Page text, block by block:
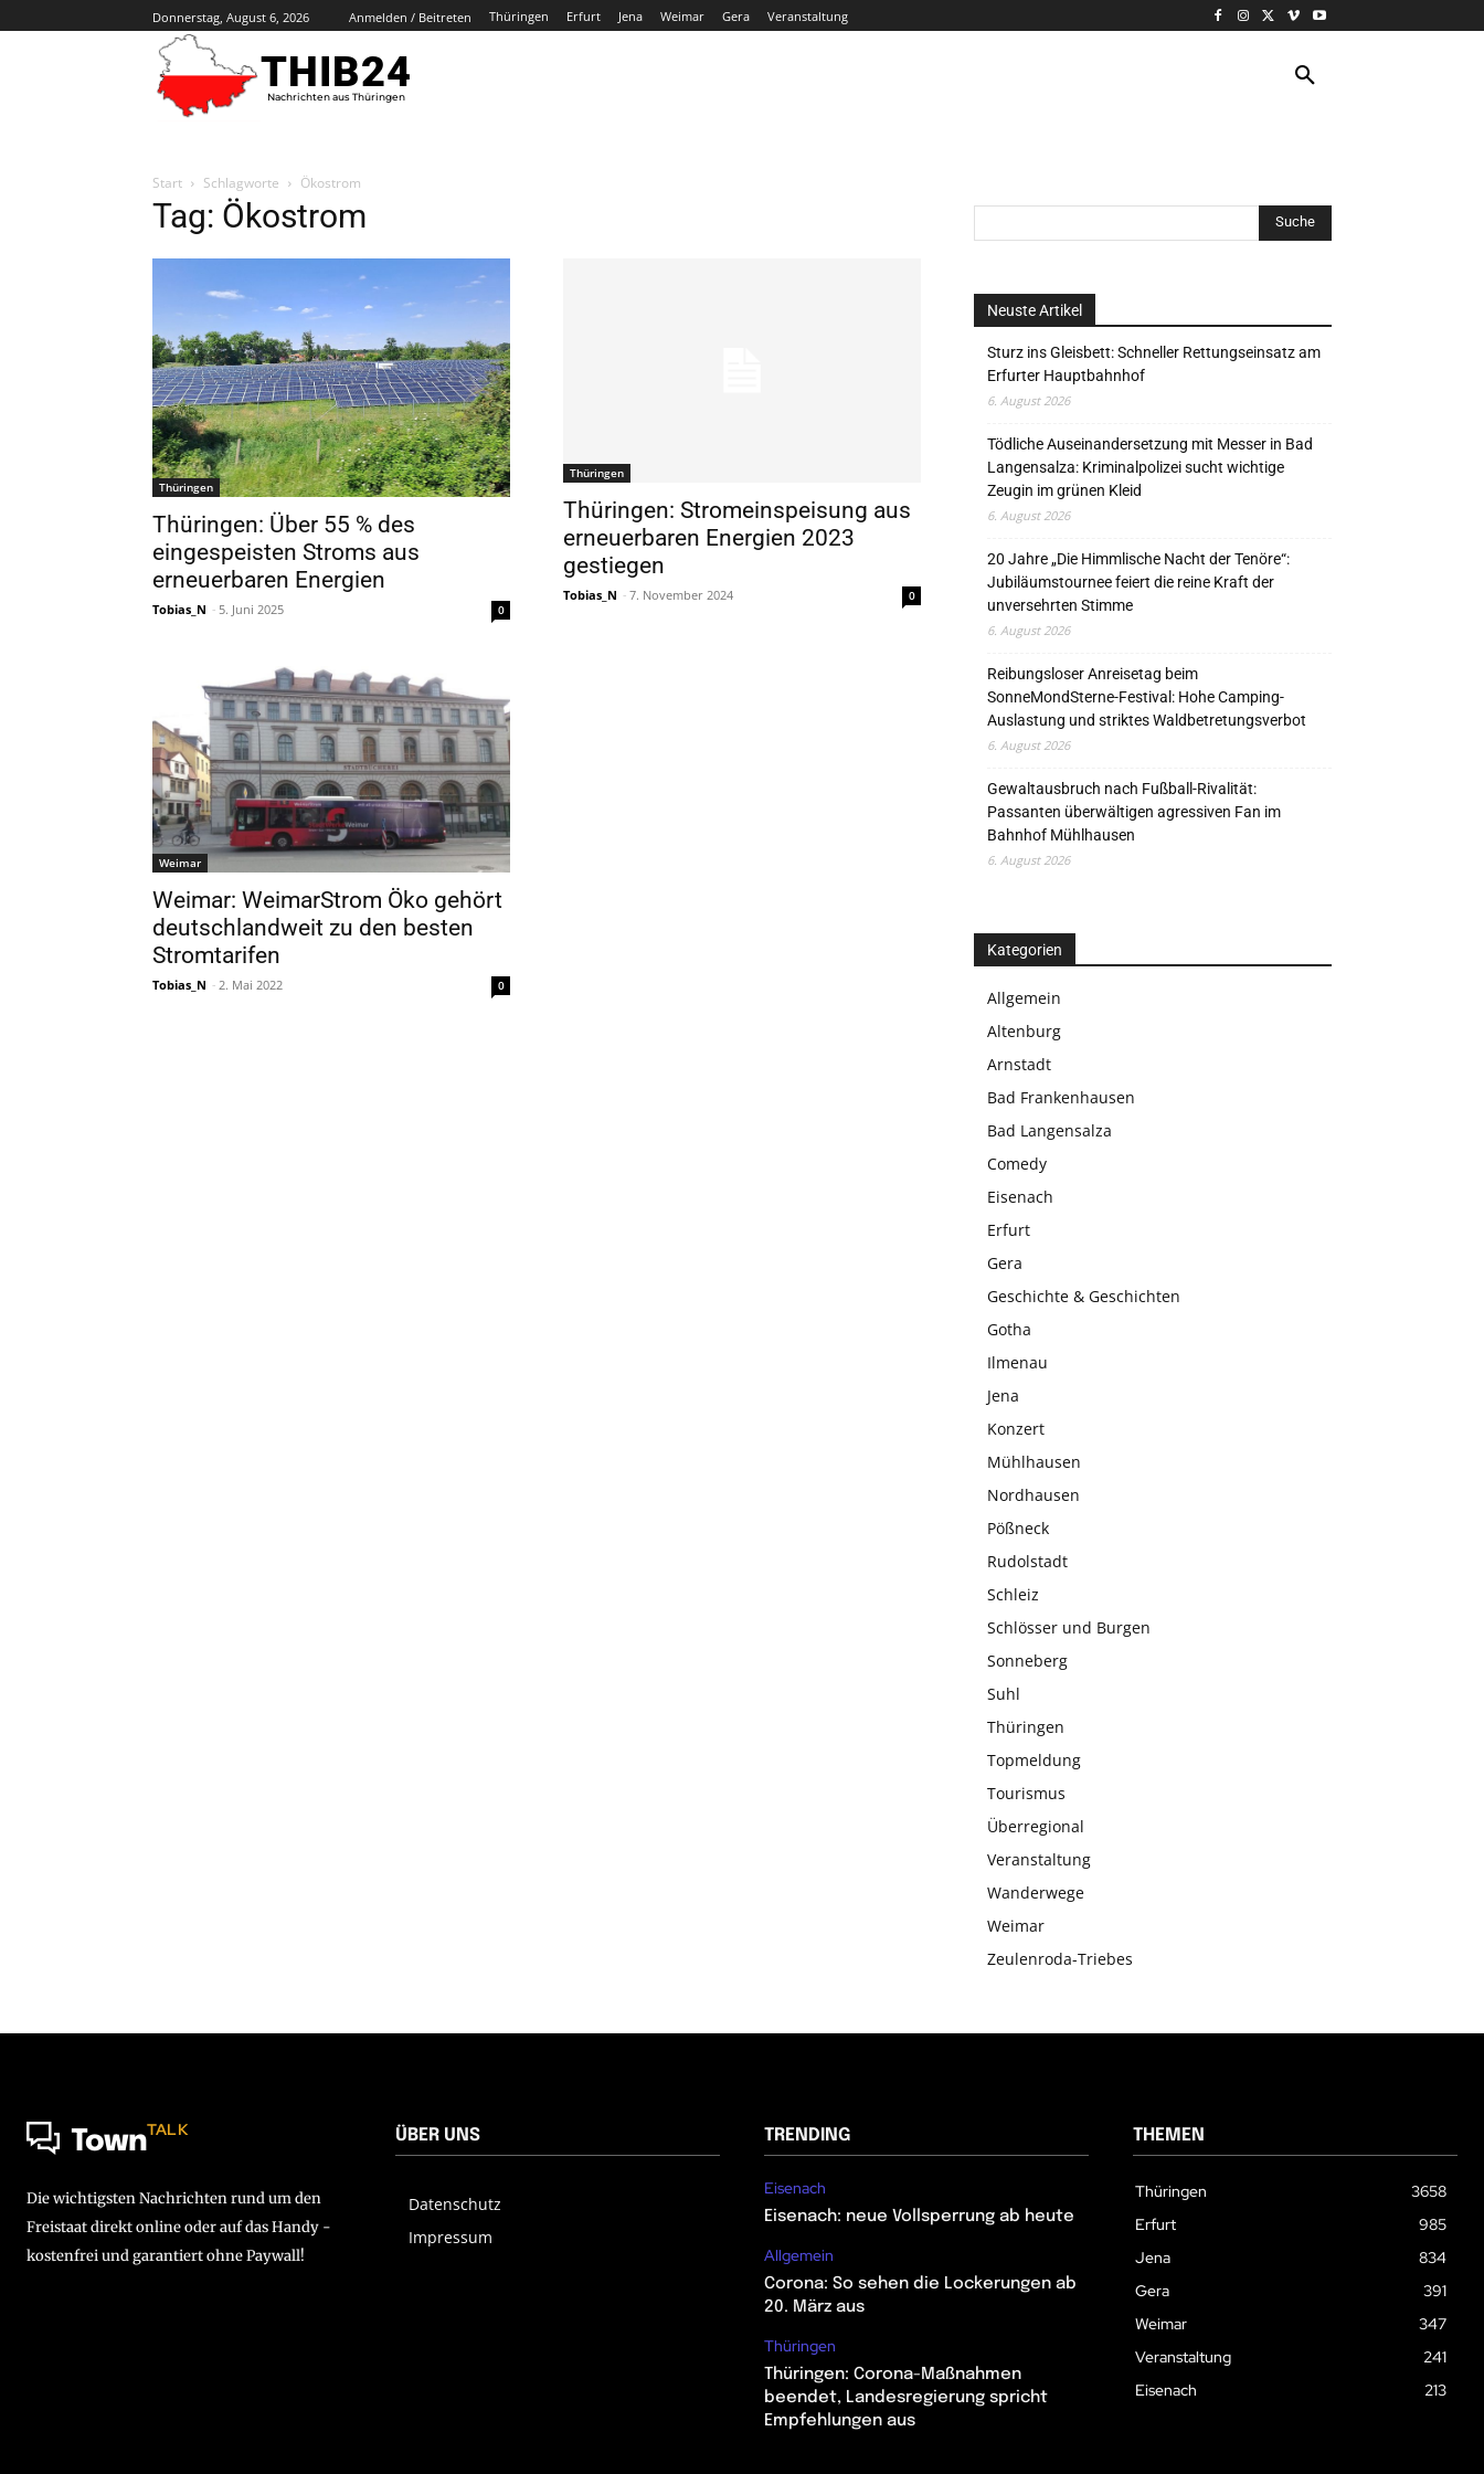
Donnerstag, August 6, 2026 Anmelden / Beitreten Thüringen Erfurt Jena Weimar Gera Veranstaltung
THIB24
Nachrichten aus Thüringen
Start Schlagworte Ökostrom
Tag: Ökostrom
Thüringen
Thüringen: Über 55 % des
eingespeisten Stroms aus
erneuerbaren Energien
Tobias_N - 5. Juni 2025 0
Thüringen
Thüringen: Stromeinspeisung aus
erneuerbaren Energien 2023
gestiegen
Tobias_N - 7. November 2024 0
Weimar
Weimar: WeimarStrom Öko gehört
deutschlandweit zu den besten
Stromtarifen
Tobias_N - 2. Mai 2022 0
Neuste Artikel
Sturz ins Gleisbett: Schneller Rettungseinsatz am
Erfurter Hauptbahnhof
6. August 2026
Tödliche Auseinandersetzung mit Messer in Bad
Langensalza: Kriminalpolizei sucht wichtige
Zeugin im grünen Kleid
6. August 2026
20 Jahre „Die Himmlische Nacht der Tenöre“:
Jubiläumstournee feiert die reine Kraft der
unversehrten Stimme
6. August 2026
Reibungsloser Anreisetag beim
SonneMondSterne-Festival: Hohe Camping-
Auslastung und striktes Waldbetretungsverbot
6. August 2026
Gewaltausbruch nach Fußball-Rivalität:
Passanten überwältigen agressiven Fan im
Bahnhof Mühlhausen
6. August 2026
Kategorien
Allgemein
Altenburg
Arnstadt
Bad Frankenhausen
Bad Langensalza
Comedy
Eisenach
Erfurt
Gera
Geschichte & Geschichten
Gotha
Ilmenau
Jena
Konzert
Mühlhausen
Nordhausen
Pößneck
Rudolstadt
Schleiz
Schlösser und Burgen
Sonneberg
Suhl
Thüringen
Topmeldung
Tourismus
Überregional
Veranstaltung
Wanderwege
Weimar
Zeulenroda-Triebes
TownTALK
Die wichtigsten Nachrichten rund um den
Freistaat direkt online oder auf das Handy -
kostenfrei und garantiert ohne Paywall!
ÜBER UNS
Datenschutz
Impressum
TRENDING
Eisenach
Eisenach: neue Vollsperrung ab heute
Allgemein
Corona: So sehen die Lockerungen ab
20. März aus
Thüringen
Thüringen: Corona-Maßnahmen
beendet, Landesregierung spricht
Empfehlungen aus
THEMEN
Thüringen
3658
Erfurt
985
Jena
834
Gera
391
Weimar
347
Veranstaltung
241
Eisenach
213